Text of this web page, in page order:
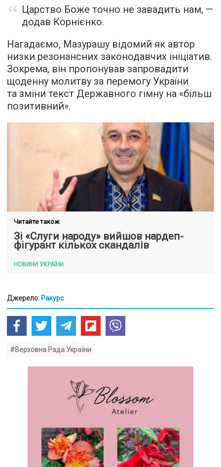
Царство Боже точно не завадить нам, —
додав Корнієнко.
Нагадаємо, Мазурашу відомий як автор
низки резонансних законодавчих ініціатив.
Зокрема, він пропонував запровадити
щоденну молитву за перемогу України
та зміни текст Державного гімну на «більш
позитивний».
Читайте також
Зі «Слуги народу» вийшов нардеп-
фігурант кількох скандалів
НОВИНИ УКРАЇНИ
Джерело: Ракурс
#Верховна Рада України